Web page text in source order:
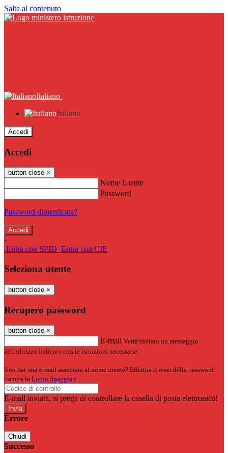
Salta al contenuto
Italiano
Italiano
Accedi
Accedi
button close ×
Nome Utente
Password
Password dimenticata?
-
Entra con SPID Entra con CIE
Seleziona utente
button close ×
Recupero password
button close ×
E-mail Verrà inviato un messaggio
all'indirizzo indicato con le istruzioni necessarie.
Non hai una e-mail associata al nome utente? Effettua il reset della password
tramite la Login Spaggiari
E-mail inviata, si prega di controllare la casella di posta elettronica!
Errore
Chiudi
Successo